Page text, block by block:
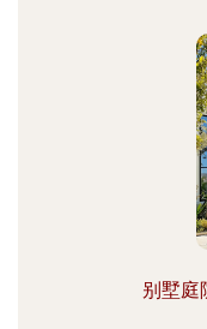
别墅庭